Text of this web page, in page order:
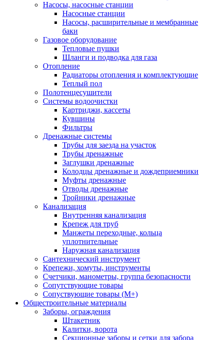
Насосы, насосные станции
Насосные станции
Насосы, расширительные и мембранные
баки
Газовое оборудование
Тепловые пушки
Шланги и подводка для газа
Отопление
Радиаторы отопления и комплектующие
Теплый пол
Полотенцесушители
Системы водоочистки
Картриджи, кассеты
Кувшины
Фильтры
Дренажные системы
Трубы для заезда на участок
Трубы дренажные
Заглушки дренажные
Колодцы дренажные и дождеприемники
Муфты дренажные
Отводы дренажные
Тройники дренажные
Канализация
Внутренняя канализация
Крепеж для труб
Манжеты переходные, кольца
уплотнительные
Наружная канализация
Сантехнический инструмент
Крепежи, хомуты, инструменты
Счетчики, манометры, группа безопасности
Сопутствующие товары
Сопуствующие товары (М+)
Общестроительные материалы
Заборы, ограждения
Штакетник
Калитки, ворота
Секционные заборы и сетки для забора